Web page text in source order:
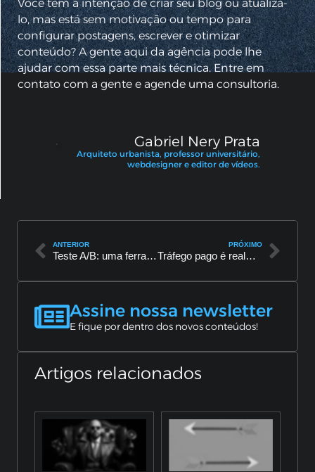
Você tem a intenção de criar seu blog ou atualizá-
lo, mas está sem motivação ou tempo para
configurar postagens, escrever e otimizar
conteúdo? A gente aqui da agência pode lhe
ajudar com essa parte mais técnica. Entre em
contato com a gente e agende uma consultoria.
Gabriel Nery Prata
Arquiteto urbanista, professor universitário,
webdesigner e editor de vídeos.
ANTERIOR
Teste A/B: uma ferramenta importante para o design
PRÓXIMO
Tráfego pago é realmente melhor que o tráfego orgânico?
Assine nossa newsletter
E fique por dentro dos novos conteúdos!
Artigos relacionados